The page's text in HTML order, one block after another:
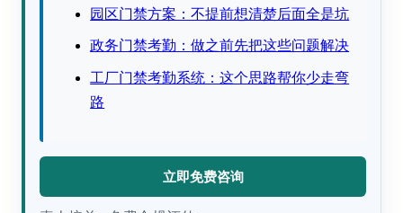
园区门禁方案：不提前想清楚后面全是坑
政务门禁考勤：做之前先把这些问题解决
工厂门禁考勤系统：这个思路帮你少走弯
路
立即免费咨询